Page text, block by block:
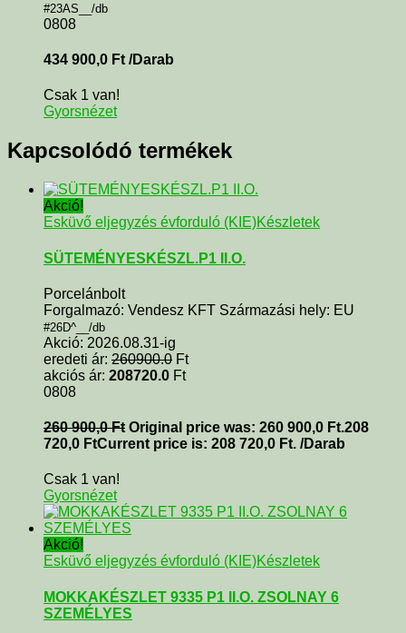
#23AS__/db
0808
434 900,0 Ft /Darab
Csak 1 van!
Gyorsnézet
Kapcsolódó termékek
Akció!
Esküvő eljegyzés évforduló (KIE)Készletek
SÜTEMÉNYESKÉSZL.P1 II.O.
Porcelánbolt
Forgalmazó: Vendesz KFT Származási hely: EU
#26D^__/db
Akció: 2026.08.31-ig
eredeti ár: 260900.0 Ft
akciós ár: 208720.0 Ft
0808
260 900,0Ft Original price was: 260 900,0 Ft.208
720,0 FtCurrent price is: 208 720,0 Ft. /Darab
Csak 1 van!
Gyorsnézet
Akció!
Esküvő eljegyzés évforduló (KIE)Készletek
MOKKAKÉSZLET 9335 P1 II.O. ZSOLNAY 6
SZEMÉLYES